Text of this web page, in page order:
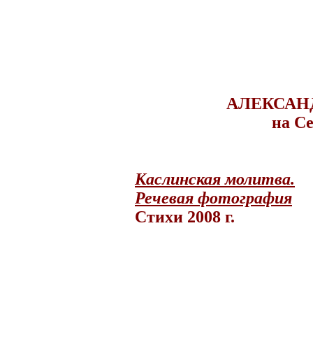
на
Каслинская молитва.
Речевая фотография
Cтихи 2008 г.